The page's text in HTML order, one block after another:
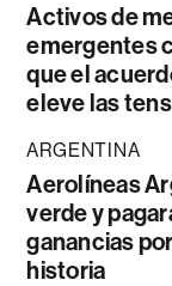
Activos de
emergentes
que el
eleve las
ARGENTINA
Aerolíneas
verde y
ganancias
historia